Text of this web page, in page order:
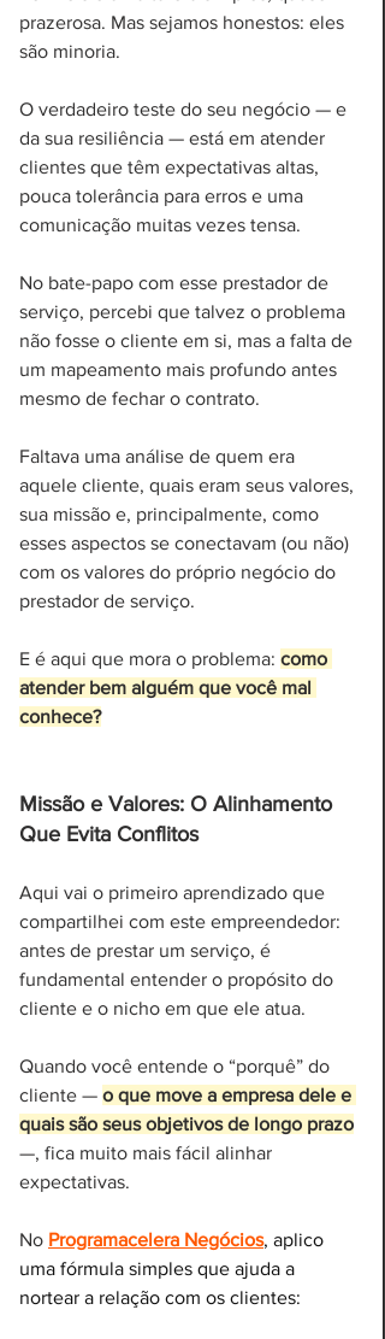
prazerosa. Mas sejamos honestos: eles
são minoria.
O verdadeiro teste do seu negócio — e
da sua resiliência — está em atender
clientes que têm expectativas altas,
pouca tolerância para erros e uma
comunicação muitas vezes tensa.
No bate-papo com esse prestador de
serviço, percebi que talvez o problema
não fosse o cliente em si, mas a falta de
um mapeamento mais profundo antes
mesmo de fechar o contrato.
Faltava uma análise de quem era
aquele cliente, quais eram seus valores,
sua missão e, principalmente, como
esses aspectos se conectavam (ou não)
com os valores do próprio negócio do
prestador de serviço.
E é aqui que mora o problema: como
atender bem alguém que você mal
conhece?
Missão e Valores: O Alinhamento
Que Evita Conflitos
Aqui vai o primeiro aprendizado que
compartilhei com este empreendedor:
antes de prestar um serviço, é
fundamental entender o propósito do
cliente e o nicho em que ele atua.
Quando você entende o “porquê” do
cliente — o que move a empresa dele e
quais são seus objetivos de longo prazo
—, fica muito mais fácil alinhar
expectativas.
No Programacelera Negócios, aplico
uma fórmula simples que ajuda a
nortear a relação com os clientes: